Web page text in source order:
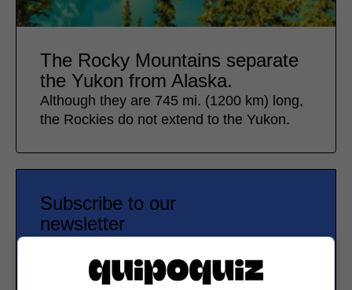
The Rocky Mountains separate
the Yukon from Alaska.
Although they are 745 mi. (1200 km) long,
the Rockies do not extend to the Yukon.
Subscribe to our
newsletter
Email address